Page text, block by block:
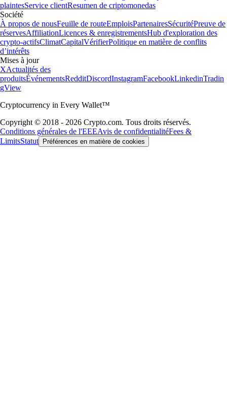
plaintesService clientResumen de criptomonedas
Société
À propos de nousFeuille de routeEmploisPartenairesSécuritéPreuve de
réservesAffiliationLicences & enregistrementsHub d'exploration des
crypto-actifsClimatCapitalVérifierPolitique en matière de conflits
d’intérêts
Mises à jour
XActualités des
produitsÉvénementsRedditDiscordInstagramFacebookLinkedinTradin
gView
Cryptocurrency in Every Wallet™
Copyright © 2018 - 2026 Crypto.com. Tous droits réservés.
Conditions générales de l'EEEAvis de confidentialitéFees &
LimitsStatut Préférences en matière de cookies